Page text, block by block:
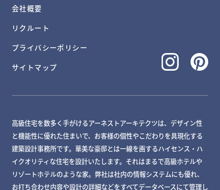
会社概要
リクルート
プライバシーポリシー
サイトマップ
高級住宅を数多く手がけるアーネストアーキテクツは、デザイン性
と機能性に優れた住まいで、お客様の個性やこだわりを具現化する
建築設計事務所です。華美な豪邸とは一線を画するハイセンス・ハ
イクオリティな住宅を設計いたします。それはまるで高級ホテルや
リゾートホテルのような家。弊社は社内の情報システムにも優れ、
お打ち合わせ内容や設計の詳細などをすべてデータベースにて管理し